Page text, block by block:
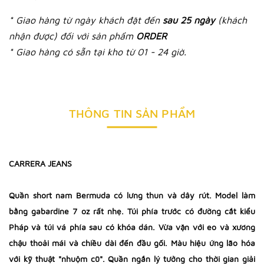
* Giao hàng từ ngày khách đặt đến sau 25 ngày (khách
nhận được) đối với sản phẩm ORDER
* Giao hàng có sẵn tại kho từ 01 - 24 giờ.
THÔNG TIN SẢN PHẨM
CARRERA JEANS
Quần short nam Bermuda có lưng thun và dây rút. Model làm
bằng gabardine 7 oz rất nhẹ. Túi phía trước có đường cắt kiểu
Pháp và túi vá phía sau có khóa dán. Vừa vặn với eo và xương
chậu thoải mái và chiều dài đến đầu gối. Màu hiệu ứng lão hóa
với kỹ thuật "nhuộm cũ". Quần ngắn lý tưởng cho thời gian giải